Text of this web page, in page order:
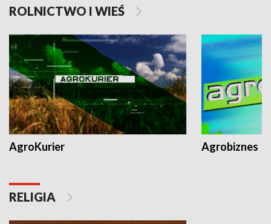
ROLNICTWO I WIEŚ
AgroKurier Agrobiznes
RELIGIA